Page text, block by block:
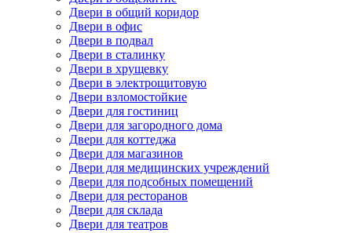
Двери в общий коридор
Двери в офис
Двери в подвал
Двери в сталинку
Двери в хрущевку
Двери в электрощитовую
Двери взломостойкие
Двери для гостиниц
Двери для загородного дома
Двери для коттеджа
Двери для магазинов
Двери для медицинских учреждений
Двери для подсобных помещений
Двери для ресторанов
Двери для склада
Двери для театров